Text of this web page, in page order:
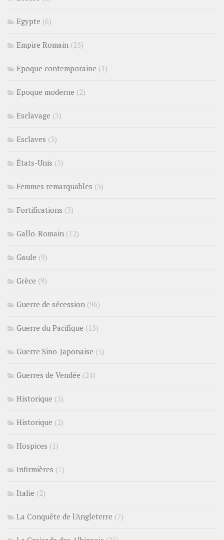
Egypte (6)
Empire Romain (25)
Epoque contemporaine (1)
Epoque moderne (2)
Esclavage (3)
Esclaves (3)
États-Unis (5)
Femmes remarquables (3)
Fortifications (3)
Gallo-Romain (12)
Gaule (9)
Grèce (9)
Guerre de sécession (96)
Guerre du Pacifique (15)
Guerre Sino-Japonaise (5)
Guerres de Vendée (24)
Historique (5)
Historique (2)
Hospices (1)
Infirmières (7)
Italie (2)
La Conquête de l'Angleterre (7)